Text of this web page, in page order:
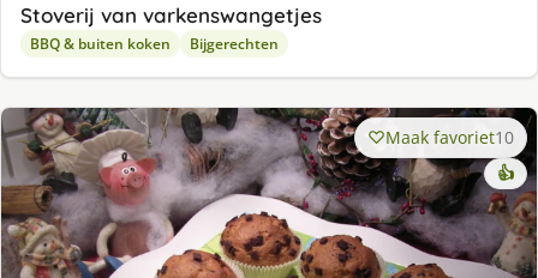
Stoverij van varkenswangetjes
BBQ & buiten koken Bijgerechten
Maak favoriet10
👍